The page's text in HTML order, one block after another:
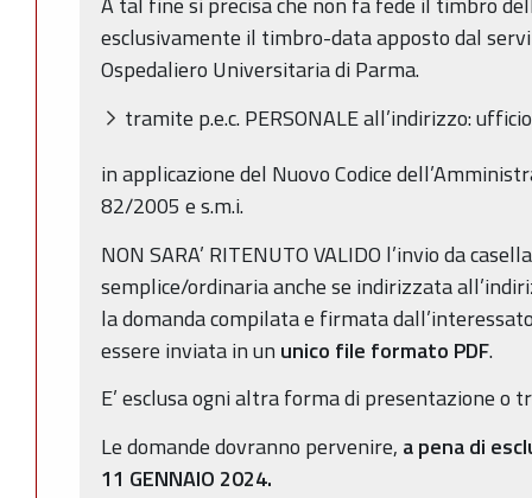
esclusivamente il timbro-data apposto dal
Ospedaliero Universitaria di Parma.
tramite p.e.c. PERSONALE all’indirizzo:
in applicazione del Nuovo Codice
82/2005 e s.m.i.
NON SARA’ RITENUTO VALIDO l’invio da
semplice/ordinaria anche se indirizzata
la domanda compilata e firmata
essere inviata in un unico file formato PDF.
E’ esclusa ogni altra forma di presentazione o
Le domande dovranno pervenire, apena di
11 GENNAIO 2024.